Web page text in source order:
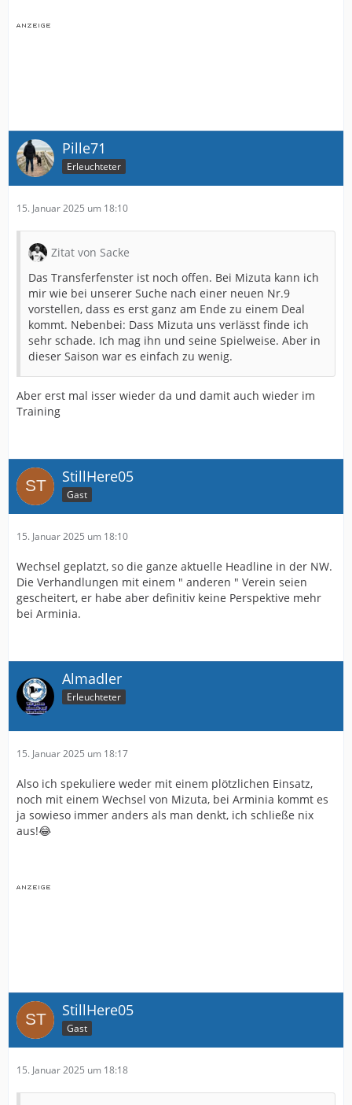
Pille71
Erleuchteter
15. Januar 2025 um 18:10
Zitat von Sacke
Das Transferfenster ist noch offen. Bei Mizuta kann ich
mir wie bei unserer Suche nach einer neuen Nr.9
vorstellen, dass es erst ganz am Ende zu einem Deal
kommt. Nebenbei: Dass Mizuta uns verlässt finde ich
sehr schade. Ich mag ihn und seine Spielweise. Aber in
dieser Saison war es einfach zu wenig.
Aber erst mal isser wieder da und damit auch wieder im
Training
StillHere05
Gast
15. Januar 2025 um 18:10
Wechsel geplatzt, so die ganze aktuelle Headline in der NW.
Die Verhandlungen mit einem " anderen " Verein seien
gescheitert, er habe aber definitiv keine Perspektive mehr
bei Arminia.
Almadler
Erleuchteter
15. Januar 2025 um 18:17
Also ich spekuliere weder mit einem plötzlichen Einsatz,
noch mit einem Wechsel von Mizuta, bei Arminia kommt es
ja sowieso immer anders als man denkt, ich schließe nix
aus!😂
StillHere05
Gast
15. Januar 2025 um 18:18